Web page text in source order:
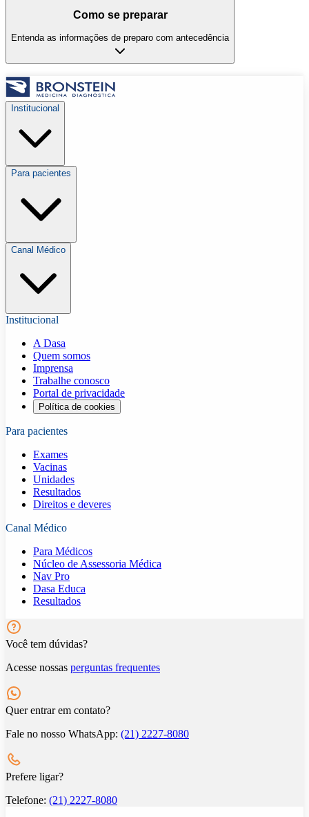
Como se preparar
Entenda as informações de preparo com antecedência
Institucional
Para pacientes
Canal Médico
Institucional
A Dasa
Quem somos
Imprensa
Trabalhe conosco
Portal de privacidade
Política de cookies
Para pacientes
Exames
Vacinas
Unidades
Resultados
Direitos e deveres
Canal Médico
Para Médicos
Núcleo de Assessoria Médica
Nav Pro
Dasa Educa
Resultados
Você tem dúvidas?
Acesse nossas perguntas frequentes
Quer entrar em contato?
Fale no nosso WhatsApp: (21) 2227-8080
Prefere ligar?
Telefone: (21) 2227-8080